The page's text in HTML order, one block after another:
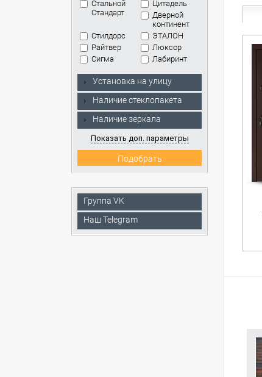
Стальной
Стандарт
Цитадель
Дверной
континент
Стилдорс
ЭТАЛОН
Райтвер
Люксор
Сигма
Лабиринт
Установка на улицу
Наличие стеклопакета
Наличие зеркала
Показать доп. параметры
Группа VK
Наш Telegram